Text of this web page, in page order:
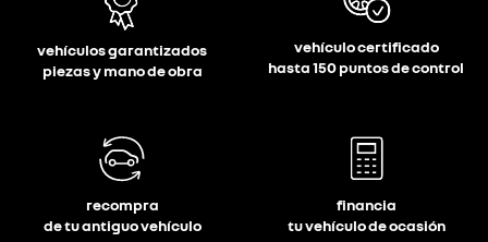
vehículos garantizados
piezas y mano de obra
vehículo certificado
hasta 150 puntos de control
recompra
de tu antiguo vehículo
financia
tu vehículo de ocasión